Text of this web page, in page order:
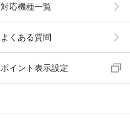
対応機種一覧
よくある質問
ポイント表示設定